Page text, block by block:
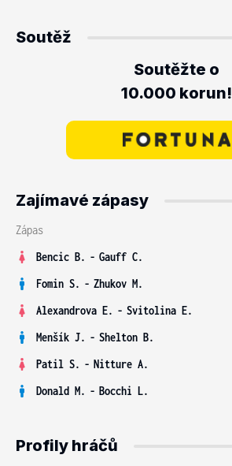
Soutěž
Soutěžte o
10.000 korun!
Zajímavé zápasy
Zápas
Bencic B. - Gauff C.
Fomin S. - Zhukov M.
Alexandrova E. - Svitolina E.
Menšík J. - Shelton B.
Patil S. - Nitture A.
Donald M. - Bocchi L.
Profily hráčů